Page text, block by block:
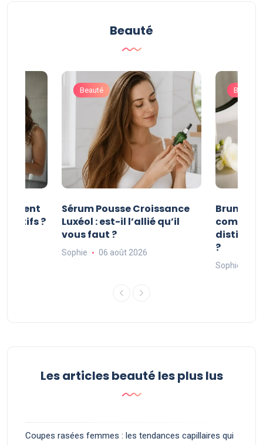
Beauté
valent
?
Beauté
Sérum Pousse Croissance
Luxéol : est-il l’allié qu’il
vous faut ?
Sophie 06 août 2026
Beauté
Brume
?
Sophie
Les articles beauté les plus lus
Coupes rasées femmes : les tendances capillaires qui